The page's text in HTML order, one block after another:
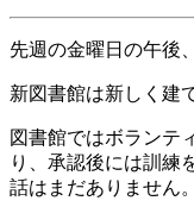
先週の金曜日の午後
新図書館は新しく建
図書館ではボランテ
り、承認後には訓練
話はまだありません